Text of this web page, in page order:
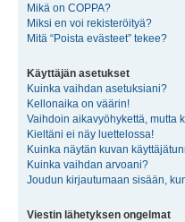
Mikä on COPPA?
Miksi en voi rekisteröityä?
Mitä “Poista evästeet” tekee?
Käyttäjän asetukset
Kuinka vaihdan asetuksiani?
Kellonaika on väärin!
Vaihdoin aikavyöhykettä, mutta
Kieltäni ei näy luettelossa!
Kuinka näytän kuvan
Kuinka vaihdan arvoani?
Joudun kirjautumaan sisään,
Viestin lähetyksen ongelmat